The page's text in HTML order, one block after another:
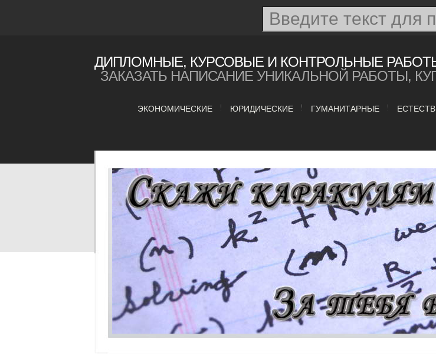
ДИПЛОМНЫЕ, КУРСОВЫЕ И КОНТРОЛЬНЫЕ
ЗАКАЗАТЬ НАПИСАНИЕ УНИКАЛЬНОЙ РАБОТЫ,
ЭКОНОМИЧЕСКИЕ ЮРИДИЧЕСКИЕ ГУМАНИТАРНЫЕ